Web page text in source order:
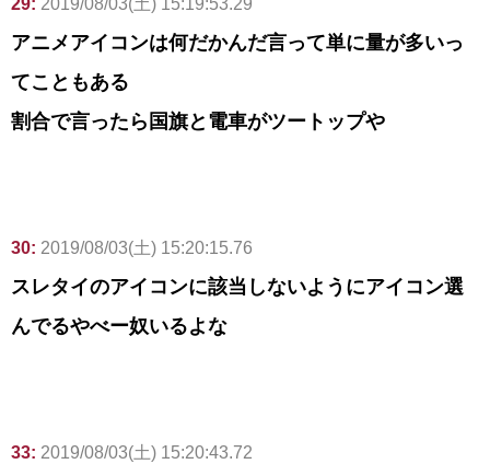
29: 2019/08/03(土) 15:19:53.29
アニメアイコンは何だかんだ言って単に量が多いっ
てこともある
割合で言ったら国旗と電車がツートップや
30: 2019/08/03(土) 15:20:15.76
スレタイのアイコンに該当しないようにアイコン選
んでるやべー奴いるよな
33: 2019/08/03(土) 15:20:43.72